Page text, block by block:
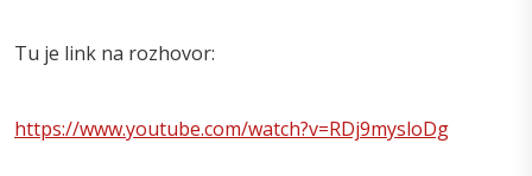
Tu je link na rozhovor:
https://www.youtube.com/watch?v=RDj9mysloDg